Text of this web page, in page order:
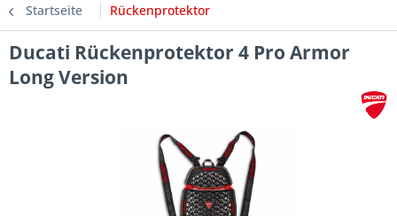
Startseite Rückenprotektor
Ducati Rückenprotektor 4 Pro Armor
Long Version